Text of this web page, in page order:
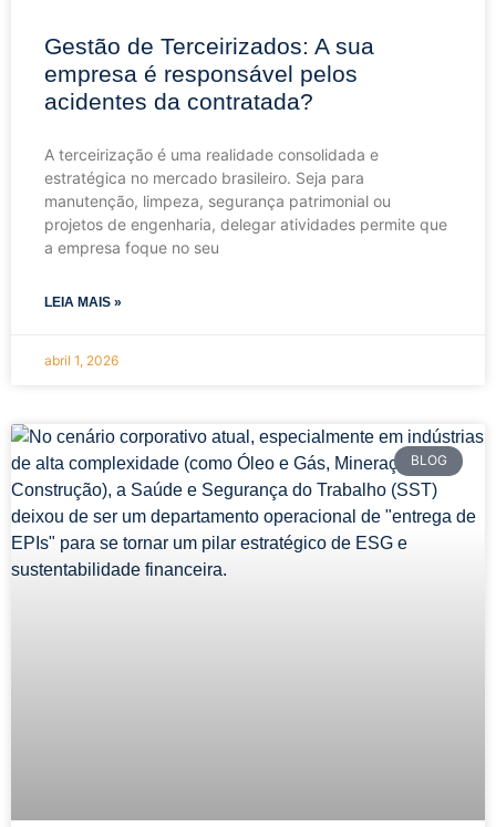
Gestão de Terceirizados: A sua
empresa é responsável pelos
acidentes da contratada?
A terceirização é uma realidade consolidada e
estratégica no mercado brasileiro. Seja para
manutenção, limpeza, segurança patrimonial ou
projetos de engenharia, delegar atividades permite que
a empresa foque no seu
LEIA MAIS »
abril 1, 2026
BLOG